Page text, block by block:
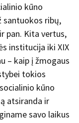
kūno
santuokos ribų,
pan. Kita vertus,
institucija iki XIX
– kaip į žmogaus
tokios
kūno
atsiranda ir
savo laikus